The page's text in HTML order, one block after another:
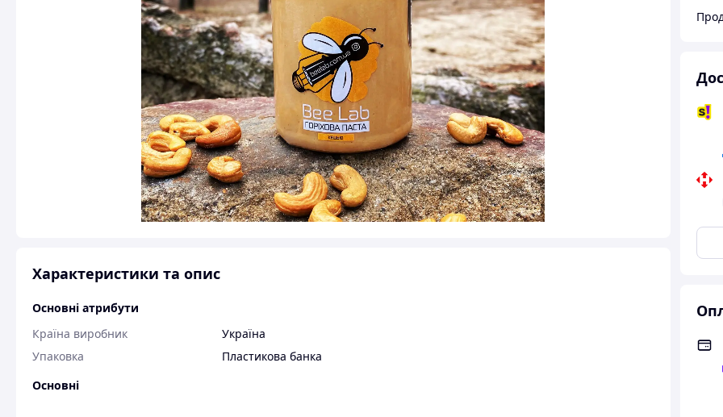
Характеристики та опис
Основні атрибути
Країна виробник
Україна
Упаковка
Пластикова банка
Основні